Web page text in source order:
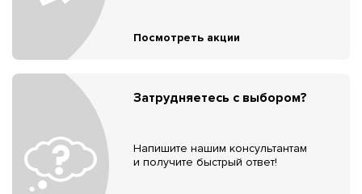
Посмотреть акции
Затрудняетесь с выбором?
Напишите нашим консультантам
и получите быстрый ответ!